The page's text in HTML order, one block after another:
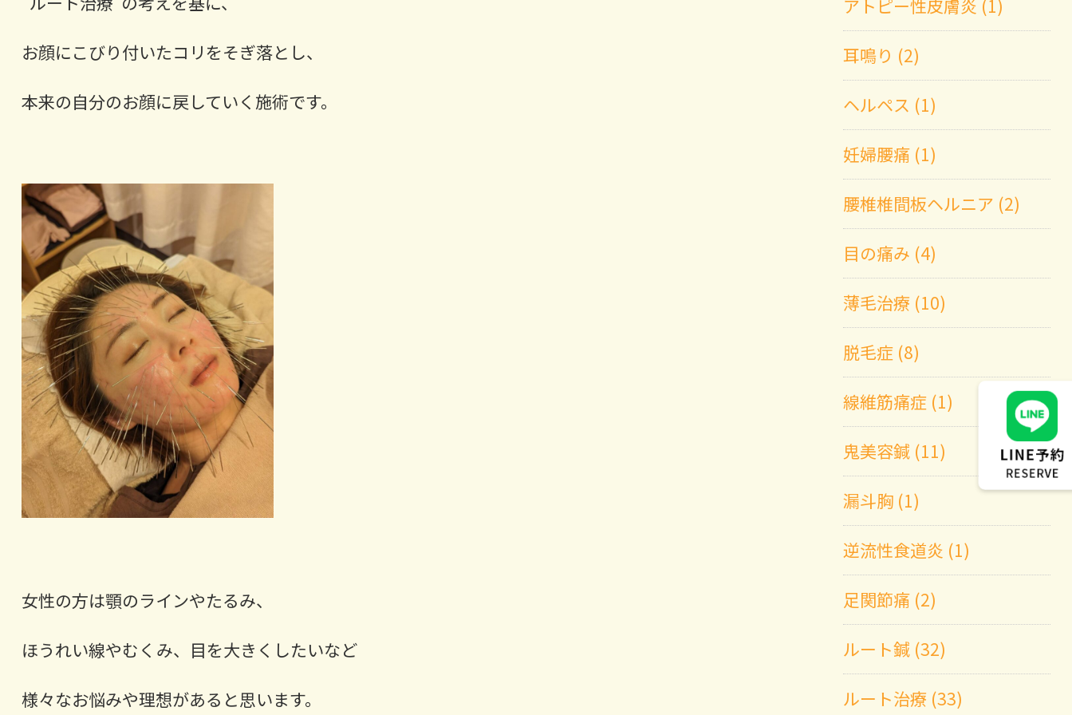
お顔にこびり付いたコリをそぎ落とし、
本来の自分のお顔に戻していく施術です。
女性の方は顎のラインやたるみ、
ほうれい線やむくみ、目を大きくしたいなど
様々なお悩みや理想があると思います。
アトピー性皮膚炎 (1)
耳鳴り (2)
ヘルペス (1)
妊婦腰痛 (1)
腰椎椎間板ヘルニア (2)
目の痛み (4)
薄毛治療 (10)
脱毛症 (8)
線維筋痛症 (1)
鬼美容鍼 (11)
漏斗胸 (1)
逆流性食道炎 (1)
足関節痛 (2)
ルート鍼 (32)
ルート治療 (33)